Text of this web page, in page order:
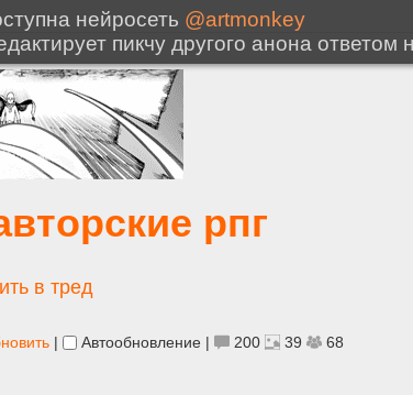
рпг
в тред
| Автообновление | 200 39 68